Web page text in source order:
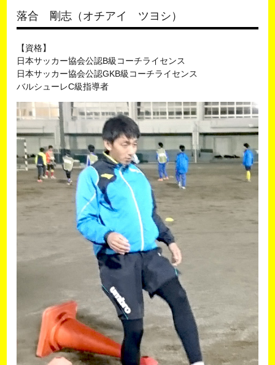
落合 剛志（オチアイ ツヨシ）
【資格】
日本サッカー協会公認B級コーチライセンス
日本サッカー協会公認GKB級コーチライセンス
バルシューレC級指導者